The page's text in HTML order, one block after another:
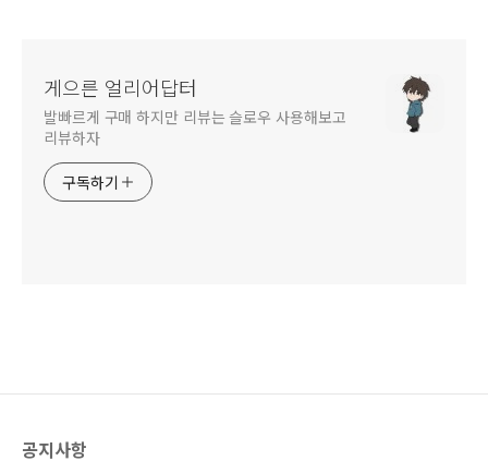
게으른 얼리어답터
발빠르게 구매 하지만 리뷰는 슬로우 사용해보고
리뷰하자
구독하기
공지사항